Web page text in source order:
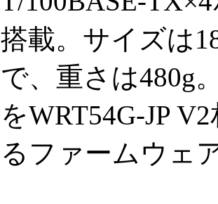
搭載。サイズは
で、重さは480g
をWRT54G-JP
るファームウェ